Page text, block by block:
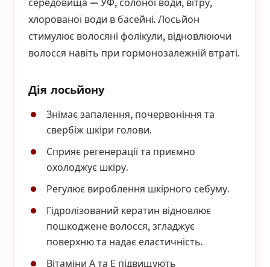
хлорованої води в басейні. Лосьйон
стимулює волосяні фолікули, відновлюючи
волосся навіть при гормонозалежній втраті.
Дія лосьйону
Знімає запалення, почервоніння та
свербіж шкіри голови.
Сприяє регенерації та приємно
охолоджує шкіру.
Регулює вироблення шкірного себуму.
Гідролізований кератин відновлює
пошкоджене волосся, згладжує
поверхню та надає еластичність.
Вітаміни А та Е підвищують